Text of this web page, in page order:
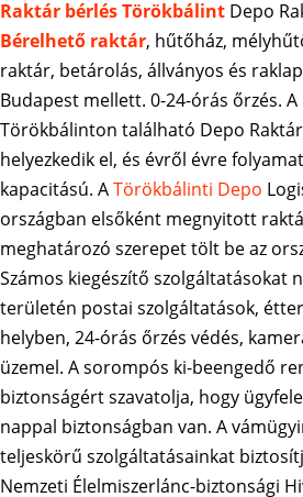
Raktár bérlés Törökbálint Depo
Bérelhető raktár, hűtőház,
raktár, betárolás, állványos és
Budapest mellett. 0-24-órás őrzés. A
Törökbálinton található Depo
helyezkedik el, és évről évre
kapacitású. ATörökbálinti Depo
országban elsőként megnyitott
meghatározó szerepet tölt be az
Számos kiegészítő szolgáltatásokat
területén postai szolgáltatások,
helyben, 24-órás őrzés védés,
üzemel. A sorompós ki-beengedő
biztonságért szavatolja, hogy
nappal biztonságban van. A
teljeskörű szolgáltatásainkat
Nemzeti Élelmiszerlánc-biztonsági